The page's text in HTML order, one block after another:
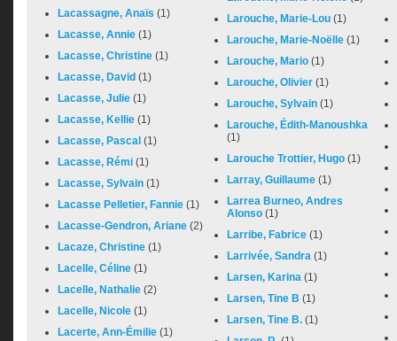
Lacassagne, Anaïs (1)
Lacasse, Annie (1)
Lacasse, Christine (1)
Lacasse, David (1)
Lacasse, Julie (1)
Lacasse, Kellie (1)
Lacasse, Pascal (1)
Lacasse, Rémi (1)
Lacasse, Sylvain (1)
Lacasse Pelletier, Fannie (1)
Lacasse-Gendron, Ariane (2)
Lacaze, Christine (1)
Lacelle, Céline (1)
Lacelle, Nathalie (2)
Lacelle, Nicole (1)
Lacerte, Ann-Émilie (1)
Larouche, Marie-Lou (1)
Larouche, Marie-Noëlle (1)
Larouche, Mario (1)
Larouche, Olivier (1)
Larouche, Sylvain (1)
Larouche, Édith-Manoushka
(1)
Larouche Trottier, Hugo (1)
Larray, Guillaume (1)
Larrea Burneo, Andres
Alonso (1)
Larribe, Fabrice (1)
Larrivée, Sandra (1)
Larsen, Karina (1)
Larsen, Tine B (1)
Larsen, Tine B. (1)